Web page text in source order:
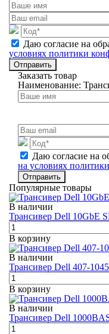
Даю согласие на
условиях политики
Отправить
Заказать товар
Наименование:
Даю согласие на
на условиях
Отправить
Популярные товары
В наличии
Трансивер Dell 10GbE
В корзину
В наличии
Трансивер Dell 407-
В корзину
В наличии
Трансивер Dell